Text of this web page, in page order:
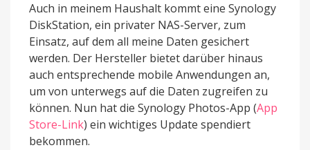
Auch in meinem Haushalt kommt eine Synology
DiskStation, ein privater NAS-Server, zum
Einsatz, auf dem all meine Daten gesichert
werden. Der Hersteller bietet darüber hinaus
auch entsprechende mobile Anwendungen an,
um von unterwegs auf die Daten zugreifen zu
können. Nun hat die Synology Photos-App (App
Store-Link) ein wichtiges Update spendiert
bekommen.